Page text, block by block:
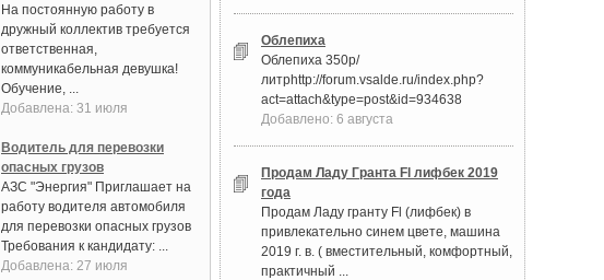
На постоянную работу в
дружный коллектив требуется
ответственная,
коммуникабельная девушка!
Обучение, ...
Добавлена: 31 июля
Водитель для перевозки
опасных грузов
АЗС "Энергия" Приглашает на
работу водителя автомобиля
для перевозки опасных грузов
Требования к кандидату: ...
Добавлена: 27 июля
Облепиха
Облепиха 350р/
литрhttp://forum.vsalde.ru/index.php?
act=attach&type=post&id=934638
Добавлено: 6 августа
Продам Ладу Гранта Fl лифбек 2019
года
Продам Ладу гранту Fl (лифбек) в
привлекательно синем цвете, машина
2019 г. в. ( вместительный, комфортный,
практичный ...